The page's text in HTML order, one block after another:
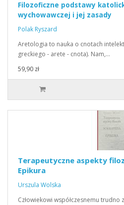
Filozoficzne podstawy
wychowawczej i jej zasady
Polak Ryszard
Aretologia to nauka o cnotach
greckiego - arete - cnota). Nam,…
59,90 zł
Terapeutyczne aspekty
Epikura
Urszula Wolska
Człowiekowi współczesnemu